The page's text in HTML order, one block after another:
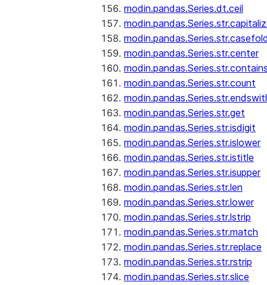
modin.pandas.Series.dt.ceil
modin.pandas.Series.str.center
modin.pandas.Series.str.count
modin.pandas.Series.str.get
modin.pandas.Series.str.isdigit
modin.pandas.Series.str.islower
modin.pandas.Series.str.istitle
modin.pandas.Series.str.isupper
modin.pandas.Series.str.len
modin.pandas.Series.str.lower
modin.pandas.Series.str.lstrip
modin.pandas.Series.str.match
modin.pandas.Series.str.replace
modin.pandas.Series.str.rstrip
modin.pandas.Series.str.slice